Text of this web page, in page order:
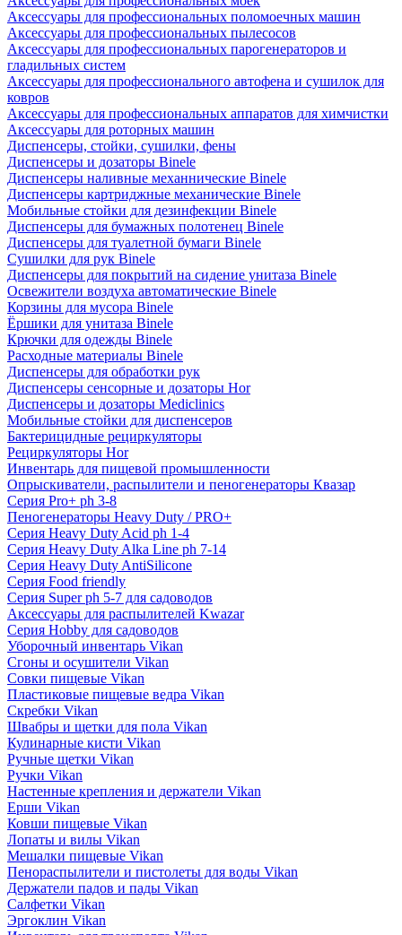
Аксессуары для профессиональных поломоечных машин
Аксессуары для профессиональных пылесосов
Аксессуары для профессиональных парогенераторов и
гладильных систем
Аксессуары для профессионального автофена и сушилок для
ковров
Аксессуары для профессиональных аппаратов для химчистки
Аксессуары для роторных машин
Диспенсеры, стойки, сушилки, фены
Диспенсеры и дозаторы Binele
Диспенсеры наливные механнические Binele
Диспенсеры картриджные механические Binele
Мобильные стойки для дезинфекции Binele
Диспенсеры для бумажных полотенец Binele
Диспенсеры для туалетной бумаги Binele
Сушилки для рук Binele
Диспенсеры для покрытий на сидение унитаза Binele
Освежители воздуха автоматические Binele
Корзины для мусора Binele
Ёршики для унитаза Binele
Крючки для одежды Binele
Расходные материалы Binele
Диспенсеры для обработки рук
Диспенсеры сенсорные и дозаторы Hor
Диспенсеры и дозаторы Mediclinics
Мобильные стойки для диспенсеров
Бактерицидные рециркуляторы
Рециркуляторы Hor
Инвентарь для пищевой промышленности
Опрыскиватели, распылители и пеногенераторы Квазар
Серия Pro+ ph 3-8
Пеногенераторы Heavy Duty / PRO+
Серия Heavy Duty Acid ph 1-4
Серия Heavy Duty Alka Line ph 7-14
Серия Heavy Duty AntiSilicone
Серия Food friendly
Серия Super ph 5-7 для садоводов
Аксессуары для распылителей Kwazar
Серия Hobby для садоводов
Уборочный инвентарь Vikan
Сгоны и осушители Vikan
Совки пищевые Vikan
Пластиковые пищевые ведра Vikan
Скребки Vikan
Швабры и щетки для пола Vikan
Кулинарные кисти Vikan
Ручные щетки Vikan
Ручки Vikan
Настенные крепления и держатели Vikan
Ерши Vikan
Ковши пищевые Vikan
Лопаты и вилы Vikan
Мешалки пищевые Vikan
Пенораспылители и пистолеты для воды Vikan
Держатели падов и пады Vikan
Салфетки Vikan
Эргоклин Vikan